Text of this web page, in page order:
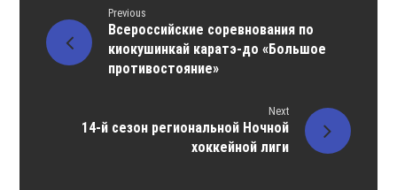
Previous
Всероссийские соревнования по
киокушинкай каратэ-до «Большое
противостояние»
Next
14-й сезон региональной Ночной
хоккейной лиги